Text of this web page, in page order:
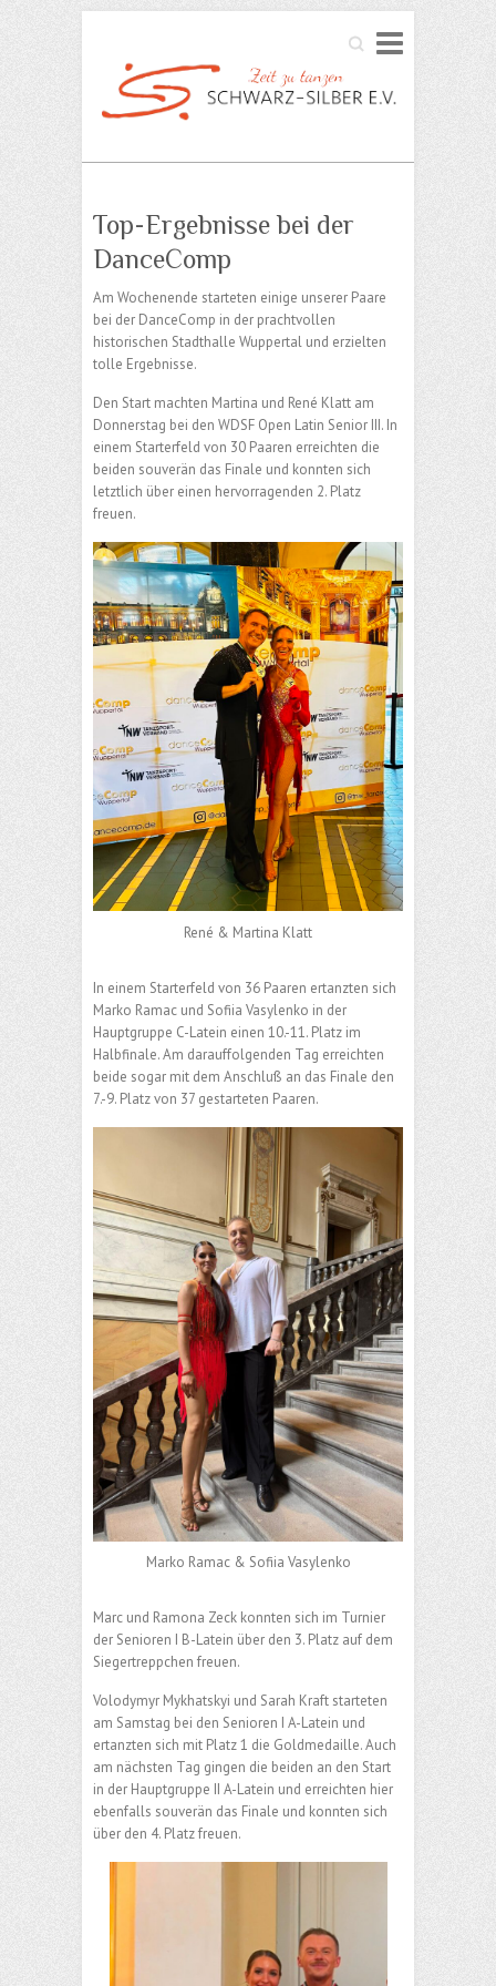
Search
Top-Ergebnisse bei der
DanceComp
Am Wochenende starteten einige unserer Paare
bei der DanceComp in der prachtvollen
historischen Stadthalle Wuppertal und erzielten
tolle Ergebnisse.
Den Start machten Martina und René Klatt am
Donnerstag bei den WDSF Open Latin Senior III. In
einem Starterfeld von 30 Paaren erreichten die
beiden souverän das Finale und konnten sich
letztlich über einen hervorragenden 2. Platz
freuen.
René & Martina Klatt
In einem Starterfeld von 36 Paaren ertanzten sich
Marko Ramac und Sofiia Vasylenko in der
Hauptgruppe C-Latein einen 10.-11. Platz im
Halbfinale. Am darauffolgenden Tag erreichten
beide sogar mit dem Anschluß an das Finale den
7.-9. Platz von 37 gestarteten Paaren.
Marko Ramac & Sofiia Vasylenko
Marc und Ramona Zeck konnten sich im Turnier
der Senioren I B-Latein über den 3. Platz auf dem
Siegertreppchen freuen.
Volodymyr Mykhatskyi und Sarah Kraft starteten
am Samstag bei den Senioren I A-Latein und
ertanzten sich mit Platz 1 die Goldmedaille. Auch
am nächsten Tag gingen die beiden an den Start
in der Hauptgruppe II A-Latein und erreichten hier
ebenfalls souverän das Finale und konnten sich
über den 4. Platz freuen.